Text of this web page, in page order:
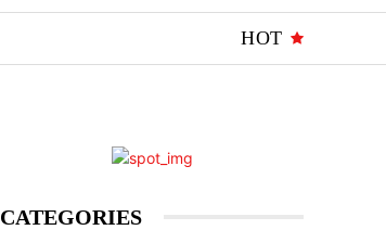
HOT
CATEGORIES